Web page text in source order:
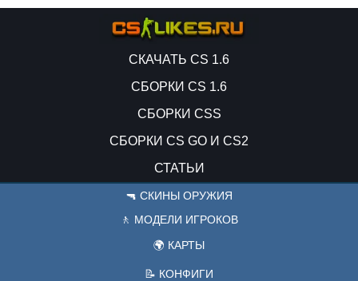
СКАЧАТЬ CS 1.6
СБОРКИ CS 1.6
СБОРКИ CSS
СБОРКИ CS GO И CS2
СТАТЬИ
🔫 СКИНЫ ОРУЖИЯ
🚶 МОДЕЛИ ИГРОКОВ
🌍 КАРТЫ
📝 КОНФИГИ